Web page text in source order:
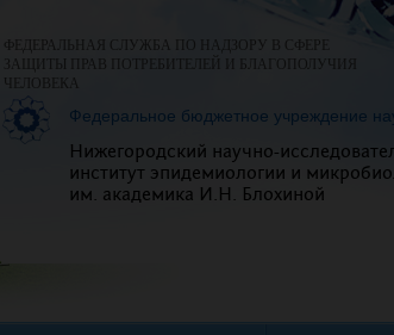
ФЕДЕРАЛЬНАЯ СЛУЖБА ПО НАДЗОРУ В СФЕРЕ
ЗАЩИТЫ ПРАВ ПОТРЕБИТЕЛЕЙ И БЛАГОПОЛУЧИЯ
ЧЕЛОВЕКА
Федеральное бюджетное учреждение
Нижегородский научно-
институт эпидемиологии и
им. академика И.Н. Блохиной